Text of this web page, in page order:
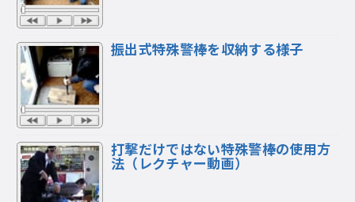
振出式特殊警棒を収納する様子
打撃だけではない特殊警棒の使用方
法（レクチャー動画）